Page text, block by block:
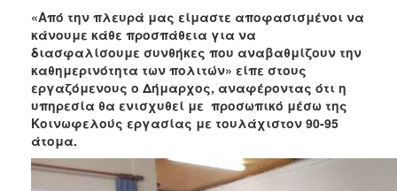
«Από την πλευρά μας είμαστε αποφασισμένοι να
κάνουμε κάθε προσπάθεια για να
διασφαλίσουμε συνθήκες που αναβαθμίζουν την
καθημερινότητα των πολιτών» είπε στους
εργαζόμενους ο Δήμαρχος, αναφέροντας ότι η
υπηρεσία θα ενισχυθεί με προσωπικό μέσω της
Κοινωφελούς εργασίας με τουλάχιστον 90-95
άτομα.